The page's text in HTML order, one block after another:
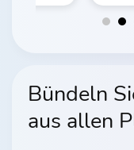
Bündeln
aus allen